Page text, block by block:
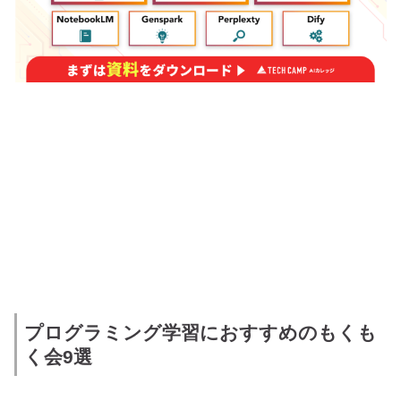
プログラミング学習におすすめのもくも
く会9選